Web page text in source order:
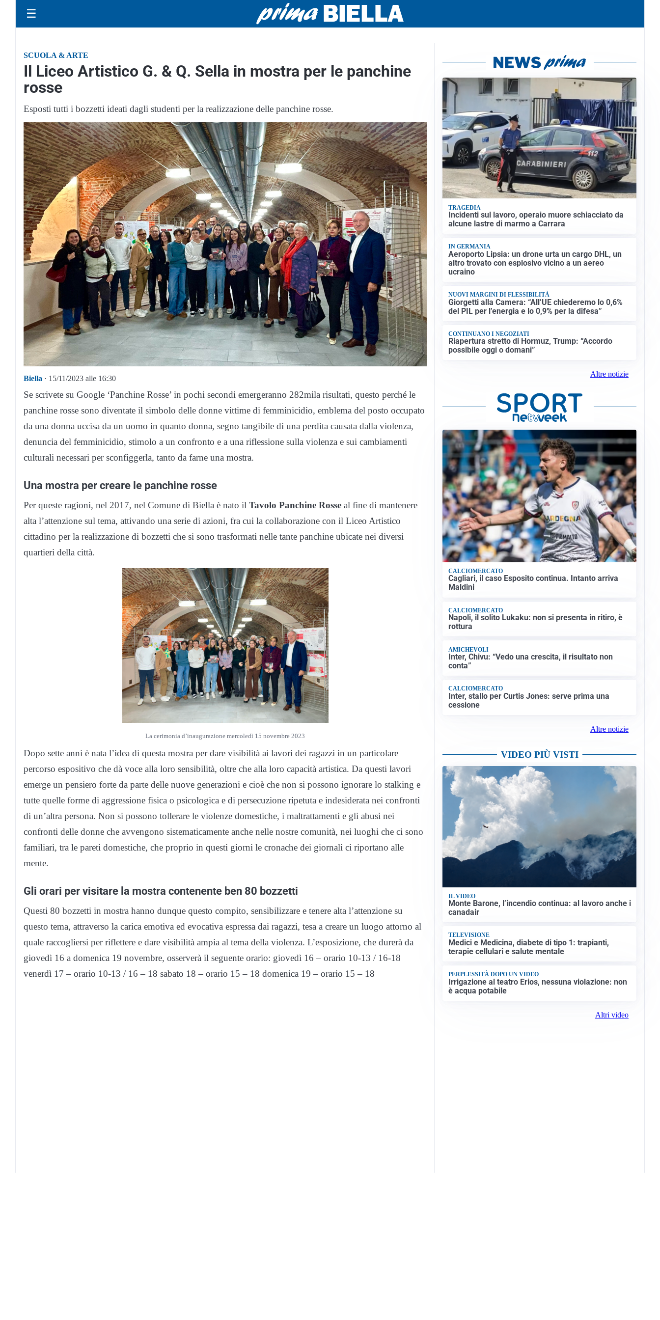
☰
SCUOLA & ARTE
Il Liceo Artistico G. & Q. Sella in mostra per le panchine
rosse
Esposti tutti i bozzetti ideati dagli studenti per la realizzazione delle panchine rosse.
Biella · 15/11/2023 alle 16:30
Se scrivete su Google ‘Panchine Rosse’ in pochi secondi emergeranno 282mila risultati, questo perché le
panchine rosse sono diventate il simbolo delle donne vittime di femminicidio, emblema del posto occupato
da una donna uccisa da un uomo in quanto donna, segno tangibile di una perdita causata dalla violenza,
denuncia del femminicidio, stimolo a un confronto e a una riflessione sulla violenza e sui cambiamenti
culturali necessari per sconfiggerla, tanto da farne una mostra.
Una mostra per creare le panchine rosse
Per queste ragioni, nel 2017, nel Comune di Biella è nato il Tavolo Panchine Rosse al fine di mantenere
alta l’attenzione sul tema, attivando una serie di azioni, fra cui la collaborazione con il Liceo Artistico
cittadino per la realizzazione di bozzetti che si sono trasformati nelle tante panchine ubicate nei diversi
quartieri della città.
La cerimonia d’inaugurazione mercoledì 15 novembre 2023
Dopo sette anni è nata l’idea di questa mostra per dare visibilità ai lavori dei ragazzi in un particolare
percorso espositivo che dà voce alla loro sensibilità, oltre che alla loro capacità artistica. Da questi lavori
emerge un pensiero forte da parte delle nuove generazioni e cioè che non si possono ignorare lo stalking e
tutte quelle forme di aggressione fisica o psicologica e di persecuzione ripetuta e indesiderata nei confronti
di un’altra persona. Non si possono tollerare le violenze domestiche, i maltrattamenti e gli abusi nei
confronti delle donne che avvengono sistematicamente anche nelle nostre comunità, nei luoghi che ci sono
familiari, tra le pareti domestiche, che proprio in questi giorni le cronache dei giornali ci riportano alle
mente.
Gli orari per visitare la mostra contenente ben 80 bozzetti
Questi 80 bozzetti in mostra hanno dunque questo compito, sensibilizzare e tenere alta l’attenzione su
questo tema, attraverso la carica emotiva ed evocativa espressa dai ragazzi, tesa a creare un luogo attorno al
quale raccogliersi per riflettere e dare visibilità ampia al tema della violenza. L’esposizione, che durerà da
giovedì 16 a domenica 19 novembre, osserverà il seguente orario: giovedì 16 – orario 10-13 / 16-18
venerdì 17 – orario 10-13 / 16 – 18 sabato 18 – orario 15 – 18 domenica 19 – orario 15 – 18
TRAGEDIA
Incidenti sul lavoro, operaio muore schiacciato da
alcune lastre di marmo a Carrara
IN GERMANIA
Aeroporto Lipsia: un drone urta un cargo DHL, un
altro trovato con esplosivo vicino a un aereo
ucraino
NUOVI MARGINI DI FLESSIBILITÀ
Giorgetti alla Camera: “All’UE chiederemo lo 0,6%
del PIL per l’energia e lo 0,9% per la difesa”
CONTINUANO I NEGOZIATI
Riapertura stretto di Hormuz, Trump: “Accordo
possibile oggi o domani”
Altre notizie
CALCIOMERCATO
Cagliari, il caso Esposito continua. Intanto arriva
Maldini
CALCIOMERCATO
Napoli, il solito Lukaku: non si presenta in ritiro, è
rottura
AMICHEVOLI
Inter, Chivu: “Vedo una crescita, il risultato non
conta”
CALCIOMERCATO
Inter, stallo per Curtis Jones: serve prima una
cessione
Altre notizie
VIDEO PIÙ VISTI
IL VIDEO
Monte Barone, l’incendio continua: al lavoro anche i
canadair
TELEVISIONE
Medici e Medicina, diabete di tipo 1: trapianti,
terapie cellulari e salute mentale
PERPLESSITÀ DOPO UN VIDEO
Irrigazione al teatro Erios, nessuna violazione: non
è acqua potabile
Altri video